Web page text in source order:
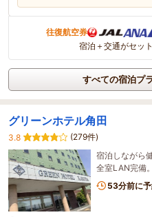
往復航空券
宿泊＋交通がセッ
すべての宿泊プ
グリーンホテル角田
3.8
(279件)
宿泊しながら
全室LAN完備。
53分前に